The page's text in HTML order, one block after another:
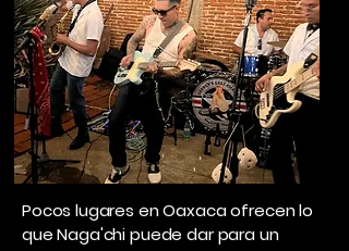
Pocos lugares en Oaxaca ofrecen lo
que Naga'chi puede dar para un